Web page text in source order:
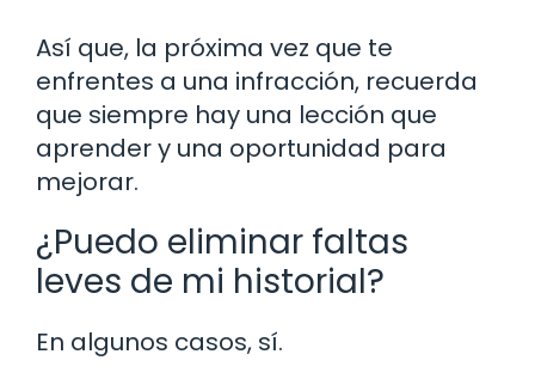
Así que, la próxima vez que te
enfrentes a una infracción, recuerda
que siempre hay una lección que
aprender y una oportunidad para
mejorar.
¿Puedo eliminar faltas
leves de mi historial?
En algunos casos, sí.